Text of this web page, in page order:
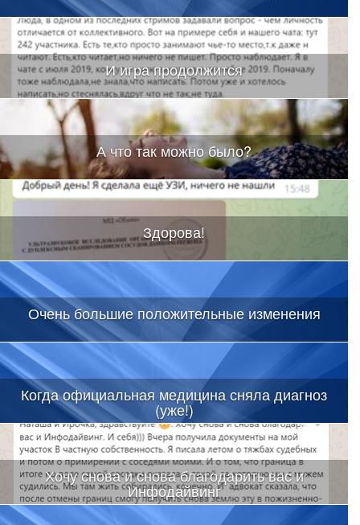
И игра продолжится
А что так можно было?
Здорова!
Очень большие положительные изменения
Когда официальная медицина сняла диагноз
(уже!)
Хочу снова и снова благодарить вас и
Инфодайвинг